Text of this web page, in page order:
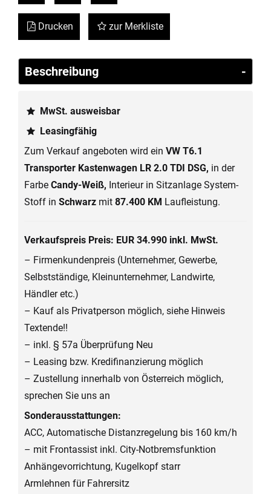
Drucken zur Merkliste
Beschreibung
MwSt. ausweisbar
Leasingfähig
Zum Verkauf angeboten wird ein VW T6.1
Transporter Kastenwagen LR 2.0 TDI DSG, in der
Farbe Candy-Weiß, Interieur in Sitzanlage System-
Stoff in Schwarz mit 87.400 KM Laufleistung.
Verkaufspreis Preis: EUR 34.990 inkl. MwSt.
– Firmenkundenpreis (Unternehmer, Gewerbe,
Selbstständige, Kleinunternehmer, Landwirte,
Händler etc.)
– Kauf als Privatperson möglich, siehe Hinweis
Textende!!
– inkl. § 57a Überprüfung Neu
– Leasing bzw. Kredifinanzierung möglich
– Zustellung innerhalb von Österreich möglich,
sprechen Sie uns an
Sonderausstattungen:
ACC, Automatische Distanzregelung bis 160 km/h
– mit Frontassist inkl. City-Notbremsfunktion
Anhängevorrichtung, Kugelkopf starr
Armlehnen für Fahrersitz